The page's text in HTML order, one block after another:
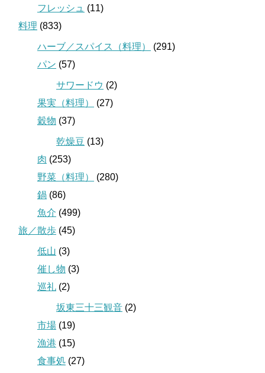
フレッシュ (11)
料理 (833)
ハーブ／スパイス（料理）
(291)
パン (57)
サワードウ (2)
果実（料理）
(27)
穀物 (37)
乾燥豆 (13)
肉 (253)
野菜（料理）
(280)
鍋 (86)
魚介 (499)
旅／散歩 (45)
低山 (3)
催し物 (3)
巡礼 (2)
坂東三十三観音 (2)
市場 (19)
漁港 (15)
食事処 (27)